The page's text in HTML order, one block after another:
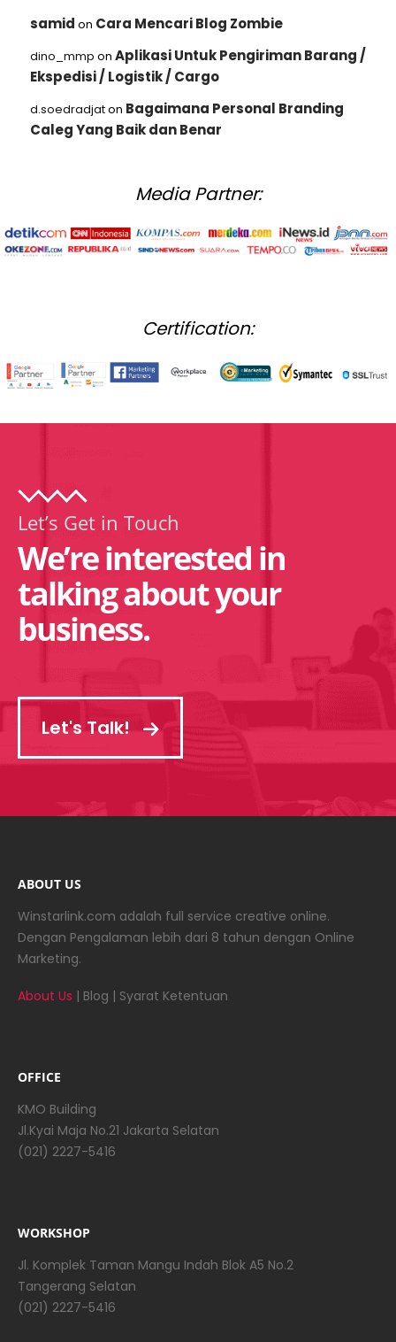
samid on Cara Mencari Blog Zombie
dino_mmp on Aplikasi Untuk Pengiriman Barang /
Ekspedisi / Logistik / Cargo
d.soedradjaton Bagaimana Personal Branding
Caleg Yang Baik dan Benar
Media Partner:
Certification:
Let’s Get in Touch
We’re interested in
talking about your
business.
Let's Talk!
ABOUT US
Winstarlink.com adalah full service creative online.
Dengan Pengalaman lebih dari 8 tahun dengan Online
Marketing.
About Us | Blog | Syarat Ketentuan
OFFICE
KMO Building
Jl.Kyai Maja No.21 Jakarta Selatan
(021) 2227-5416
WORKSHOP
Jl. Komplek Taman Mangu Indah Blok A5 No.2
Tangerang Selatan
(021) 2227-5416